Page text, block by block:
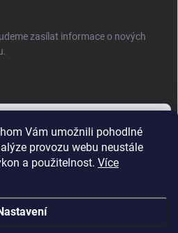
Vám umožnili pohodlné
provozu webu neustále
a použitelnost. Více
zasílat informace o nových
podmínkami ochrany osobních údajů